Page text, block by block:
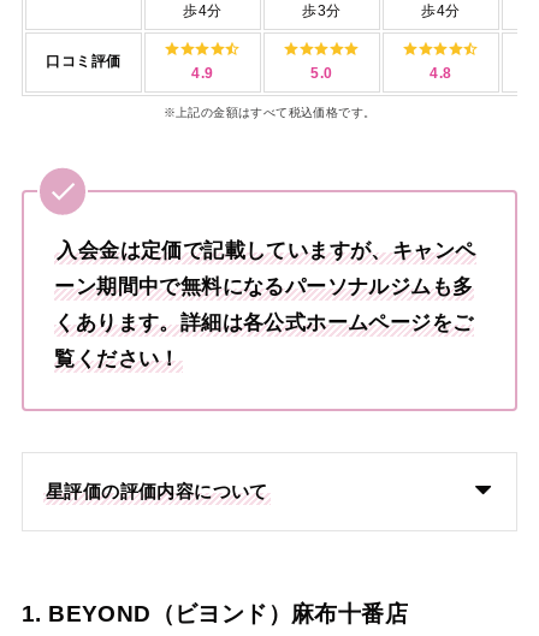
歩4分
歩3分
歩4分
口コミ評価
4.9 5.0 4.8
※上記の金額はすべて税込価格です。
入会金は定価で記載していますが、キャンペ
ーン期間中で無料になるパーソナルジムも多
くあります。詳細は各公式ホームページをご
覧ください！
星評価の評価内容について
1. BEYOND（ビヨンド）麻布十番店